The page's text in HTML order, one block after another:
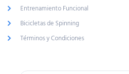
Entrenamiento Funcional
Bicicletas de Spinning
Términos y Condiciones